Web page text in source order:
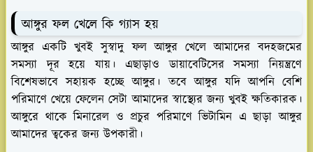
আঙ্গুর ফল খেলে কি গ্যাস হয়
আঙ্গুর একটি খুবই সুস্বাদু ফল আঙ্গুর খেলে আমাদের বদহজমের
সমস্যা দূর হয়ে যায়। এছাড়াও ডায়াবেটিসের সমস্যা নিয়ন্ত্রণে
বিশেষভাবে সহায়ক হচ্ছে আঙ্গুর। তবে আঙ্গুর যদি আপনি বেশি
পরিমাণে খেয়ে ফেলেন সেটা আমাদের স্বাস্থ্যের জন্য খুবই ক্ষতিকারক।
আঙ্গুরে থাকে মিনারেল ও প্রচুর পরিমাণে ভিটামিন এ ছাড়া আঙ্গুর
আমাদের ত্বকের জন্য উপকারী।